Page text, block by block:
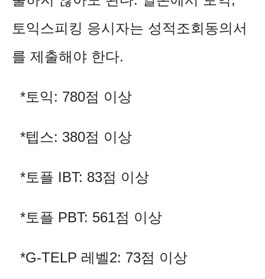
토익스피킹 응시자는 성적조회동의서
를 제출해야 한다.
*토익: 780점 이상
*텝스: 380점 이상
*토플 IBT: 83점 이상
*토플 PBT: 561점 이상
*G-TELP 레벨2: 73점 이상